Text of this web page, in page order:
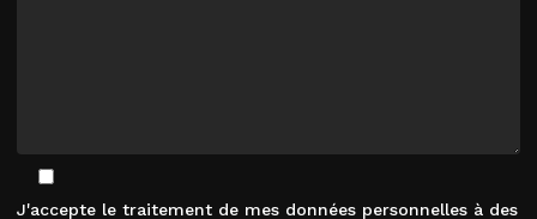
J'accepte le traitement de mes données personnelles à des